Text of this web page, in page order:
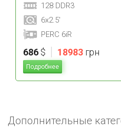
128 DDR3
6x2.5'
PERC 6iR
686 $ | 18983 грн
Подробнее
Дополнительные